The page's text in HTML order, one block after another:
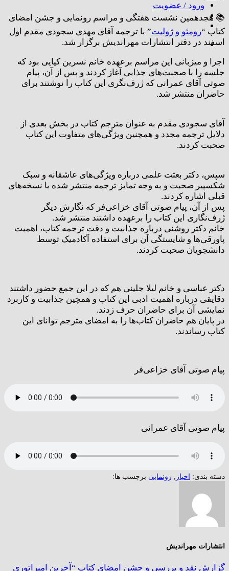
ورود / عضویت
📚 هجدهمین نشست هفتگی و مراسم رونمایی و جشن امضای
کتاب “رومئو و ژولیت” با ترجمه آقای مهدی سجودی مقدم اول
اسفند در دفتر انتشارات مهراندیش برگزار شد.
اجرا و میزبانی این مراسم برعهده خانم نسرین کیایی بود که
جلسه را با صحبت‌های جذابی آغاز کردند و پس از آن، پیام
صوتی آقای عمرانی که ژرف‌نگری این کتاب را نوشتند برای
حاضران منتشر شد.
آقای سجودی مقدم به عنوان مترجم کتاب در بخش بعدی از
دلایل ترجمه مجدد و همچنین ویژگی‌های متفاوت این کتاب
صحبت کردند.
سپس، دکتر بعثت علمی درباره ویژگی‌های عاشقانه و سبک
شکسپیر صحبت و به وجه تمایز ترجمه منتشر شده با نسخه‌های
قبلی اشاره کردند.
پس از آن، پیام صوتی آقای خزاعی‌فر که‌ نگارش دیگر
ژرف‌نگاری این کتاب را برعهده داشتند منتشر شد.
خانم دکتر روشنی درباره جذابیت و دقت ترجمه کتاب، اهمیت
پاورقی‌ها و شایستگی آن برای استفاده آکادمیک توسط
دانشجویان صحبت کردند.
دکتر عباسی و خانم لیلا جلینی هم که در این جمع حضور داشتند
دقایقی درباره اهمیت ادبی این کتاب و همچین جذابیت و کاربرد
نمایشی آن برای حاضران حرف زدند.
در پایان هم حاضران کتاب‌ها را به امضای مترجم توانای این
کتاب رساندند.
پیام صوتی آقای خزاعی‌فر
پیام صوتی آقای عمرانی
دسته بندی: اخبار , رونمایی برچسب ها:
انتشارات مهراندیش
گزارش نقد و بررسی و جشن امضای کتاب “آخرین امپراتوری